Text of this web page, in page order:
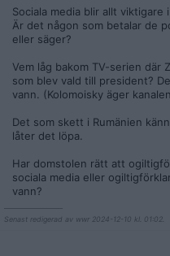
Sociala media blir allt
Är det någon som betalar de
eller säger?
Vem låg bakom TV-serien där
som blev vald till president?
vann. (Kolomoisky äger
Det som skett i Rumänien
låter det löpa.
Har domstolen rätt att
sociala media eller
vann?
Senast redigerad av wwr 2024-12-10 kl. 01:02.